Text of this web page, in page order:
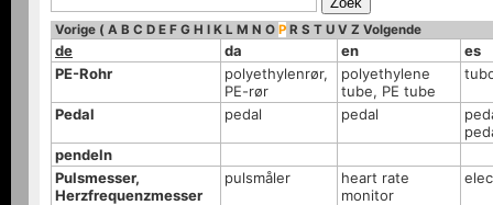
Vorige ( A B C D E F G H I K L M N O P R S T U V Z Volgende
de da en
es
PE-Rohr
polyethylenrør,
PE-rør
polyethylene
tube, PE tube
Pedal pedal pedal
pendeln
Pulsmesser,
Herzfrequenzmesser
pulsmåler
heart rate
monitor